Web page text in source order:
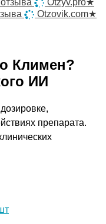
Otzyv.pro★
Otzovik.com★
Климен?
ИИ
препарата.